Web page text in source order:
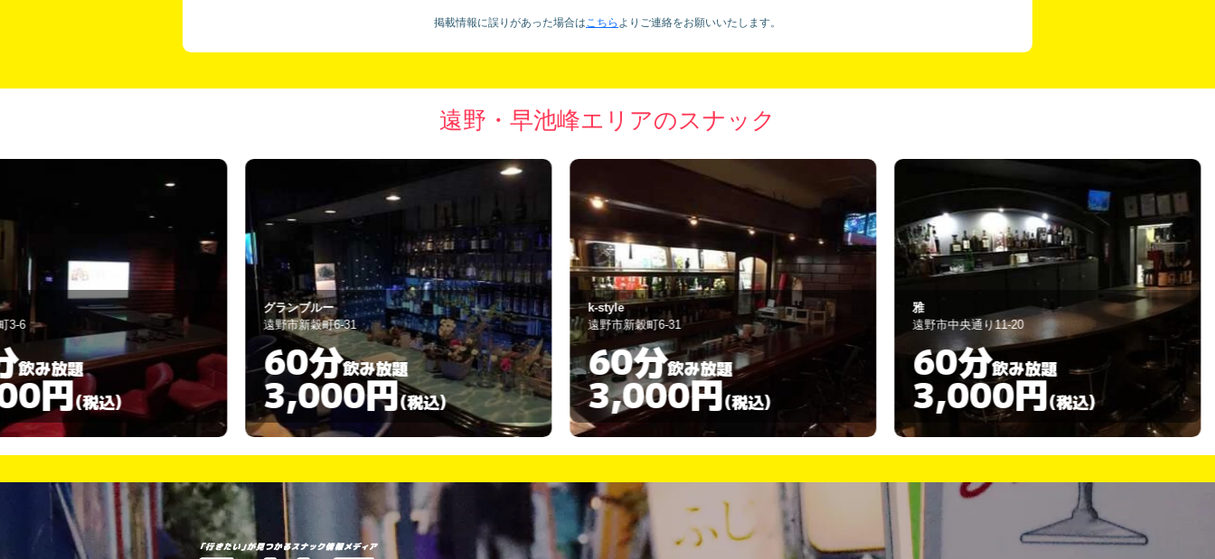
掲載情報に誤りがあった場合はこちら より ご連絡をお願いいたします。
遠野・早池峰エリアのスナック
遠野市新穀町6-31
60分 飲み放題
3,000円(税込)
k-style
遠野市新穀町6-31
60分 飲み放題
3,000円(税込)
雅
遠野市中央通り11-20
60分 飲み放題
3,000円(税込)
CoCo
遠野市新穀町
60分